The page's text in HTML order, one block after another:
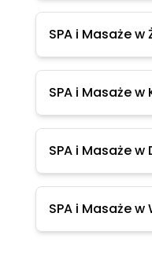
SPA i Masaże w
SPA i Masaże w
SPA i Masaże
SPA i Masaże